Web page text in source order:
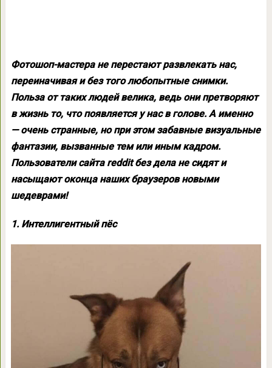
Фотошоп-мастера не перестают развлекать нас,
переиначивая и без того любопытные снимки.
Польза от таких людей велика, ведь они претворяют
в жизнь то, что появляется у нас в голове. А именно
— очень странные, но при этом забавные визуальные
фантазии, вызванные тем или иным кадром.
Пользователи сайта reddit без дела не сидят и
насыщают оконца наших браузеров новыми
шедеврами!
1. Интеллигентный пёс